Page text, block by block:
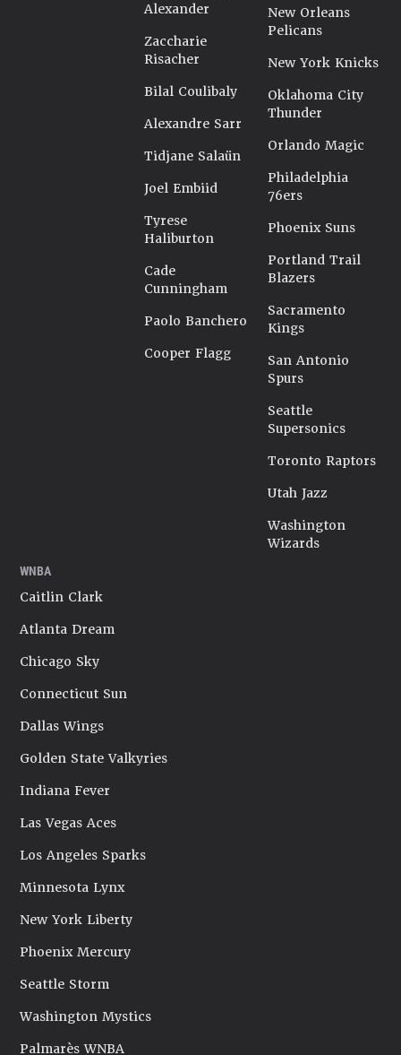
Alexander
Zaccharie
Risacher
Bilal Coulibaly
Alexandre Sarr
Tidjane Salaün
Joel Embiid
Tyrese
Haliburton
Cade
Cunningham
Paolo Banchero
Cooper Flagg
New Orleans
Pelicans
New York Knicks
Oklahoma City
Thunder
Orlando Magic
Philadelphia
76ers
Phoenix Suns
Portland Trail
Blazers
Sacramento
Kings
San Antonio
Spurs
Seattle
Supersonics
Toronto Raptors
Utah Jazz
Washington
Wizards
WNBA
Caitlin Clark
Atlanta Dream
Chicago Sky
Connecticut Sun
Dallas Wings
Golden State Valkyries
Indiana Fever
Las Vegas Aces
Los Angeles Sparks
Minnesota Lynx
New York Liberty
Phoenix Mercury
Seattle Storm
Washington Mystics
Palmarès WNBA